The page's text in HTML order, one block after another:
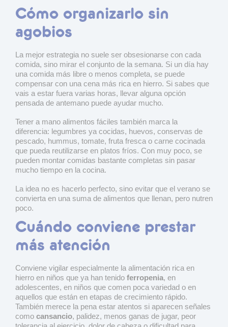
Cómo organizarlo sin
agobios
La mejor estrategia no suele ser obsesionarse con cada
comida, sino mirar el conjunto de la semana. Si un día hay
una comida más libre o menos completa, se puede
compensar con una cena más rica en hierro. Si sabes que
vais a estar fuera varias horas, llevar alguna opción
pensada de antemano puede ayudar mucho.
Tener a mano alimentos fáciles también marca la
diferencia: legumbres ya cocidas, huevos, conservas de
pescado, hummus, tomate, fruta fresca o carne cocinada
que pueda reutilizarse en platos fríos. Con muy poco, se
pueden montar comidas bastante completas sin pasar
mucho tiempo en la cocina.
La idea no es hacerlo perfecto, sino evitar que el verano se
convierta en una suma de alimentos que llenan, pero nutren
poco.
Cuándo conviene prestar
más atención
Conviene vigilar especialmente la alimentación rica en
hierro en niños que ya han tenido ferropenia, en
adolescentes, en niños que comen poca variedad o en
aquellos que están en etapas de crecimiento rápido.
También merece la pena estar atentos si aparecen señales
como cansancio, palidez, menos ganas de jugar, peor